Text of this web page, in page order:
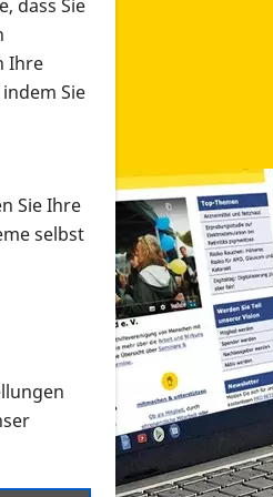
suchen und dieses
dass Sie
Ihre
Sie
Sie Ihre
selbst